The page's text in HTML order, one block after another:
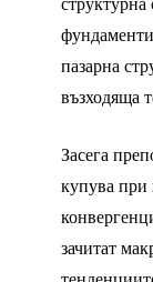
структурна
пазарна
възходяща
Засега
купува при
зачитат